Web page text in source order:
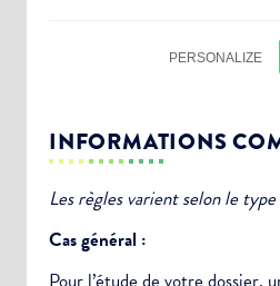
INFORMATIONS
Les règles varient selon le
Cas général :